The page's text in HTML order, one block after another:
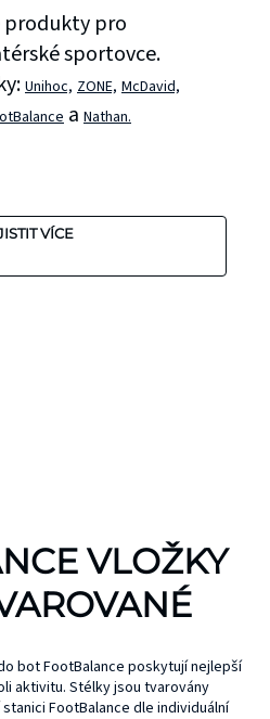
produkty pro
sportovce.
Unihoc, ZONE, McDavid,
a Nathan.
VÍCE
VLOŽKY
bot FootBalance poskytují nejlepší
aktivitu. Stélky jsou tvarovány
FootBalance dle individuální
ČEPEL
ZONE
KINEZIOLOGICKÉ
TEJPY
KT TAPE
bez latexu a
přírodního